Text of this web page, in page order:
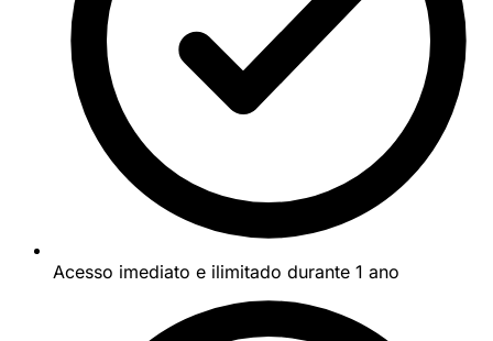
Acesso imediato e ilimitado durante 1 ano